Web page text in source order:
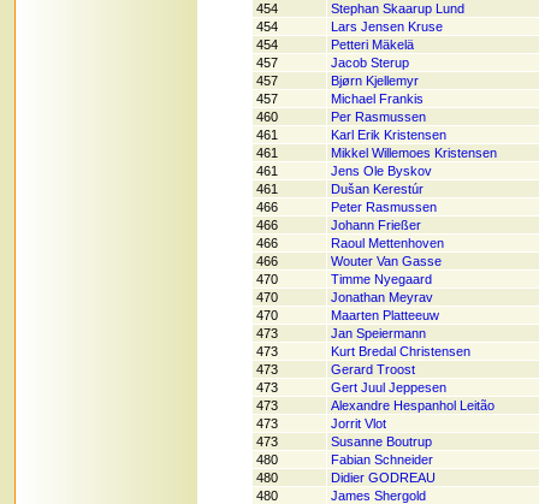
454
Stephan Skaarup Lund
454
Lars Jensen Kruse
454
Petteri Mäkelä
457
Jacob Sterup
457
Bjørn Kjellemyr
457
Michael Frankis
460
Per Rasmussen
461
Karl Erik Kristensen
461
Mikkel Willemoes Kristensen
461
Jens Ole Byskov
461
Dušan Kerestúr
466
Peter Rasmussen
466
Johann Frießer
466
Raoul Mettenhoven
466
Wouter Van Gasse
470
Timme Nyegaard
470
Jonathan Meyrav
470
Maarten Platteeuw
473
Jan Speiermann
473
Kurt Bredal Christensen
473
Gerard Troost
473
Gert Juul Jeppesen
473
Alexandre Hespanhol Leitão
473
Jorrit Vlot
473
Susanne Boutrup
480
Fabian Schneider
480
Didier GODREAU
480
James Shergold